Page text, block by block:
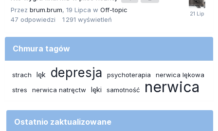
Przez brum.brum, 19 Lipca w Off-topic
47 odpowiedzi 1 291 wyświetleń
Chmura tagów
strach lęk depresja psychoterapia
nerwica lękowa
stres
nerwica natręctw lęki samotność nerwica
Ostatnio zaktualizowane